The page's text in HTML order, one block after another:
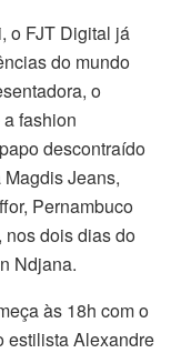
o FJT Digital já
do mundo
o
fashion
descontraído
Jeans,
Pernambuco
nos dois dias do
Ndjana.
às 18h com o
estilista Alexandre